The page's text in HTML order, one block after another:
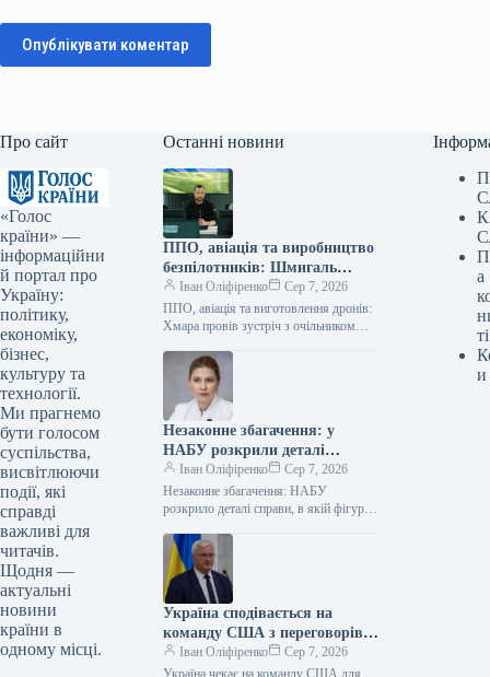
Опублікувати коментар
Про сайт
«Голос
країни» —
інформаційни
й портал про
Україну:
політику,
економіку,
бізнес,
культуру та
технології.
Ми прагнемо
бути голосом
суспільства,
висвітлюючи
події, які
справді
важливі для
читачів.
Щодня —
актуальні
новини
країни в
одному місці.
Останні новини
ППО, авіація та виробництво
безпілотників: Шмигаль
провів зустріч із британським
міністром оборони
Іван Оліфіренко
Сер 7, 2026
ППО, авіація та виготовлення дронів:
Хмара провів зустріч з очільником
06.08.2026 11:19 Укрінформ
Виконувач обов’язків міністра
оборони…
Незаконне збагачення: у
НАБУ розкрили деталі
справи, де фігурує
Стефанішина
Іван Оліфіренко
Сер 7, 2026
Незаконне збагачення: НАБУ
розкрило деталі справи, в якій фігурує
Укрінформ Національне
антикорупційне бюро України разом зі
Спеціалізованою…
Україна сподівається на
команду США з переговорів
для посилення мирних
ініціатив – Сибіга
Іван Оліфіренко
Сер 7, 2026
Україна чекає на команду США для
а
ті
и